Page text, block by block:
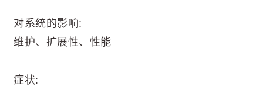
对系统的影响:
维护、扩展性、性能
症状: